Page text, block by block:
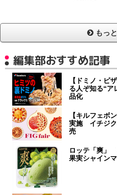
もっ
編集部おすすめ記事
【ドミノ・ピ
る人ぞ知る“
品化
【キルフェボ
実施 イチジク
売
ロッテ「爽」
果実シャイン